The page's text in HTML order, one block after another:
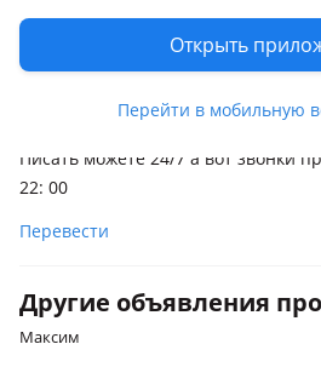
Открыть
Перейти в мобильную
Привозные из Японии
Можем отправить во все регионы
Контрактные автозапчасти из
Писать можете 24/7 а вот звонки
22: 00
Перевести
Другие объявления
Максим